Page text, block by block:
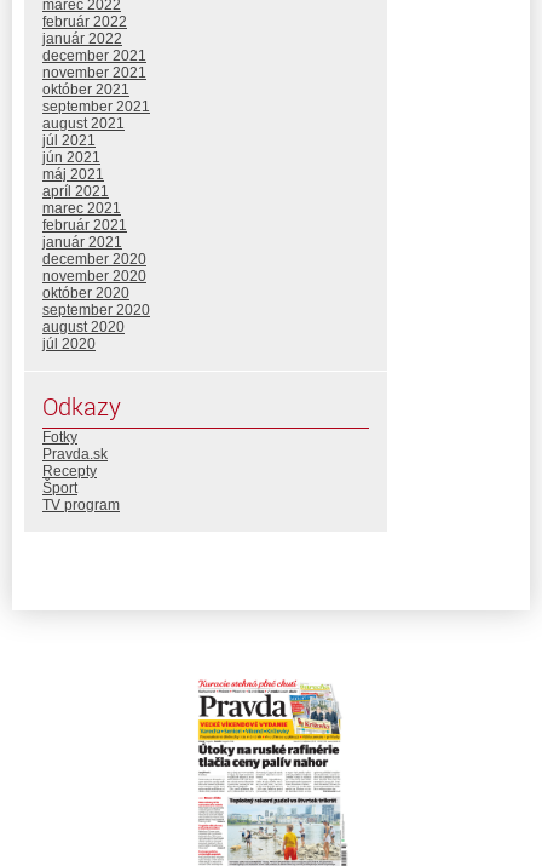
marec 2022
február 2022
január 2022
december 2021
november 2021
október 2021
september 2021
august 2021
júl 2021
jún 2021
máj 2021
apríl 2021
marec 2021
február 2021
január 2021
december 2020
november 2020
október 2020
september 2020
august 2020
júl 2020
Odkazy
Fotky
Pravda.sk
Recepty
Šport
TV program